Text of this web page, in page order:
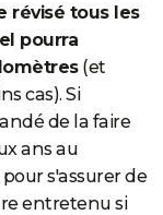
révisé tous les
pourra
(et
cas). Si
de la faire
ans au
s'assurer de
entretenu si